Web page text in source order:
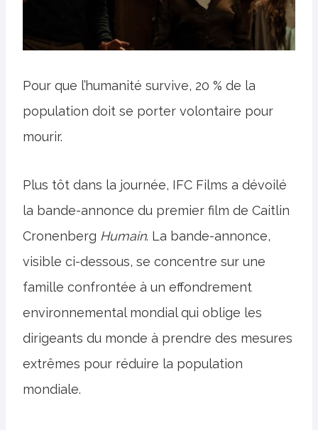
Pour que l’humanité survive, 20 % de la
population doit se porter volontaire pour
mourir.
Plus tôt dans la journée, IFC Films a dévoilé
la bande-annonce du premier film de Caitlin
Cronenberg Humain. La bande-annonce,
visible ci-dessous, se concentre sur une
famille confrontée à un effondrement
environnemental mondial qui oblige les
dirigeants du monde à prendre des mesures
extrêmes pour réduire la population
mondiale.